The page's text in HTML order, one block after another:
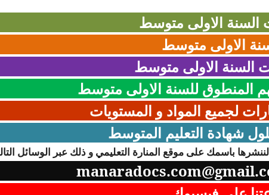
السنة الاولى متوسط
الاولى متوسط
السنة الاولى متوسط
للسنة الاولى متوسط
لجميع المواد و المستويات
شهادة التعليم المتوسط
باسمك على موقع المنارة التعليمي و ذلك عبر الوسائل